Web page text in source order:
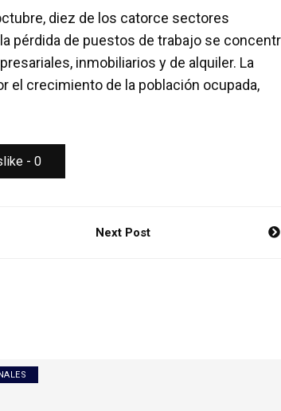
diez de los catorce sectores
pérdida de puestos de trabajo se
inmobiliarios y de alquiler. La
el crecimiento de la población ocupada,
- 0
Next Post